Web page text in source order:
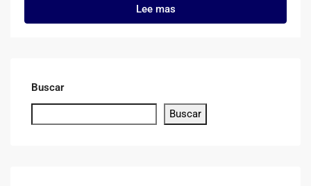
Lee mas
Buscar
Buscar